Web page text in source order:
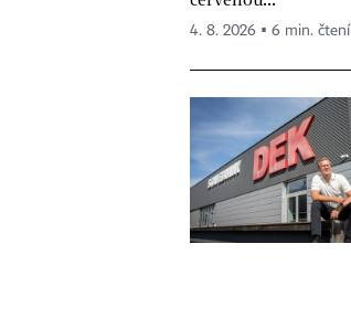
4. 8. 2026 ▪ 6 min. čtení